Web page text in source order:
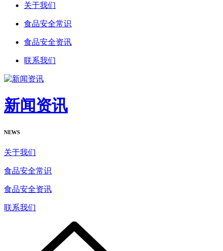
关于我们
食品安全常识
食品安全资讯
联系我们
新闻资讯
NEWS
关于我们
食品安全常识
食品安全资讯
联系我们